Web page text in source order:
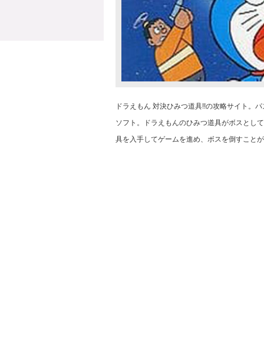
ドラえもん 対決ひみつ道具!!の攻略サイト。
ソフト。ドラえもんのひみつ道具がボスとし
具を入手してゲームを進め、ボスを倒すことが